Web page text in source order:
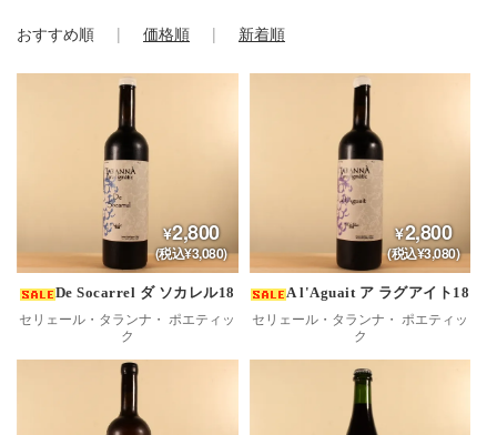
おすすめ順 価格順 新着順
2,800
(税込¥3,080)
De Socarrel ダ ソカレル18
セリェール・タランナ・ ポエティッ
ク
2,800
(税込¥3,080)
A l'Aguait ア ラグアイト18
セリェール・タランナ・ ポエティッ
ク